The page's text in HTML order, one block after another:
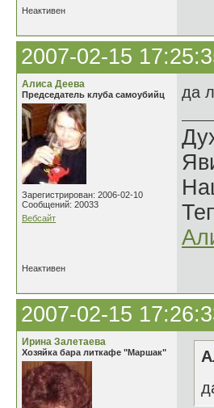
Неактивен
2007-02-15
Алиса Деева
Председатель клуба самоубийц
Зарегистрирован: 2006-02-10
Сообщений: 20033
Вебсайт
да
Неактивен
2007-02-15
Ирина Залетаева
Хозяйка бара литкафе "Маршак"